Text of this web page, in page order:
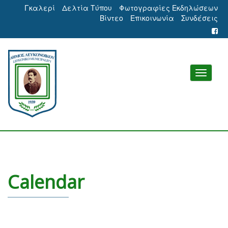
Γκαλερί Δελτία Τύπου
Φωτογραφίες Εκδηλώσεων
Βίντεο
Επικοινωνία Συνδέσεις
Calendar